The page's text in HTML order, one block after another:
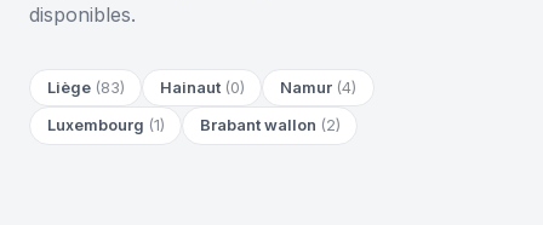
disponibles.
Liège (83) Hainaut (0) Namur (4)
Luxembourg (1) Brabant wallon (2)